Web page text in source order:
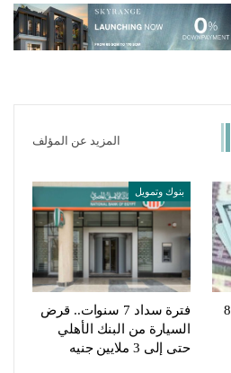
المزيد عن المؤلف
سعر الدولار اليوم السبت 8
بنوك وتمويل
فترة سداد 7 سنوات.. قرض
السيارة من البنك الأهلي
حتى إلى 3 ملايين جنيه